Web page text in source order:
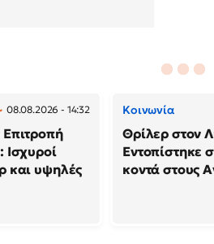
08.08.2026 - 14:32
Ισχυροί
και υψηλές
Κοινωνία
Θρίλερ στον
Εντοπίστηκε
κοντά στους